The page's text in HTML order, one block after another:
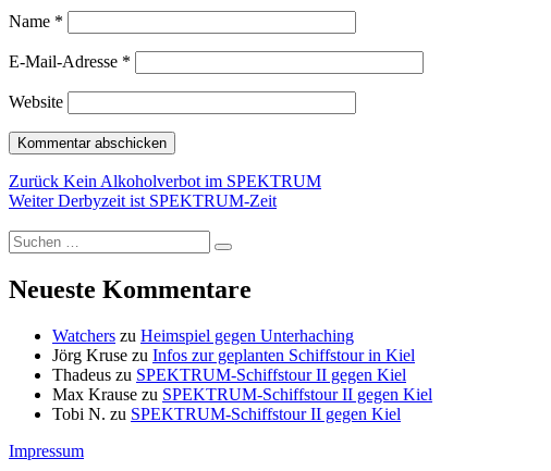
Name *
E-Mail-Adresse *
Website
Beitragsnavigation
Zurück Vorheriger
Beitrag:
Kein Alkoholverbot im SPEKTRUM
Weiter Nächster
Derbyzeit ist SPEKTRUM-Zeit
Suchen
nach:
Suchen
Neueste Kommentare
Watchers zu Heimspiel gegen Unterhaching
Jörg Kruse zu Infos zur geplanten Schiffstour in Kiel
Thadeus zu SPEKTRUM-Schiffstour II gegen Kiel
Max Krause zu SPEKTRUM-Schiffstour II gegen Kiel
Tobi N. zu SPEKTRUM-Schiffstour II gegen Kiel
Impressum